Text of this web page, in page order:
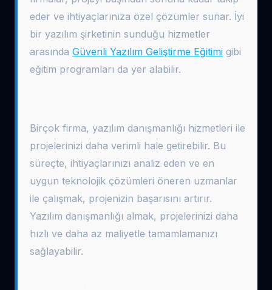
eder ve ihtiyaçlarınıza özel çözümler sunar. İyi
bir yazılım şirketinin sunduğu hizmetler
arasında Güvenli Yazılım Geliştirme Eğitimi gibi
eğitim programları da yer alabilir.
Birçok firma, yazılım danışmanlığı hizmetleri ile
projelerinizi daha verimli hale getirebilir. Bu
süreçte, ihtiyaçlarınızı analiz eden ve en
uygun teknolojik çözümleri öneren uzmanlar
ile çalışmak, projenizin başarısını artırır.
Yazılım danışmanlığı almak, projelerinizi daha
hızlı ve daha az maliyetle tamamlamanızı
sağlayabilir.